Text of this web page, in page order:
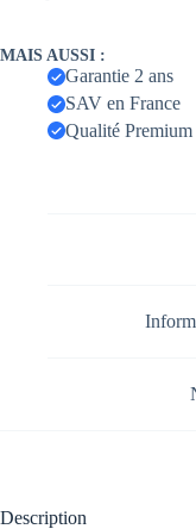
MAIS AUSSI :
Garantie 2 ans
SAV en France
Qualité Premium
Description